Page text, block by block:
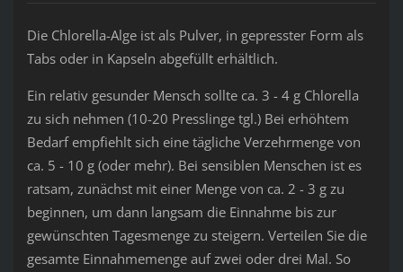
Die Chlorella-Alge ist als Pulver, in gepresster Form als
Tabs oder in Kapseln abgefüllt erhältlich.
Ein relativ gesunder Mensch sollte ca. 3 - 4 g Chlorella
zu sich nehmen (10-20 Presslinge tgl.) Bei erhöhtem
Bedarf empfiehlt sich eine tägliche Verzehrmenge von
ca. 5 - 10 g (oder mehr). Bei sensiblen Menschen ist es
ratsam, zunächst mit einer Menge von ca. 2 - 3 g zu
beginnen, um dann langsam die Einnahme bis zur
gewünschten Tagesmenge zu steigern. Verteilen Sie die
gesamte Einnahmemenge auf zwei oder drei Mal. So